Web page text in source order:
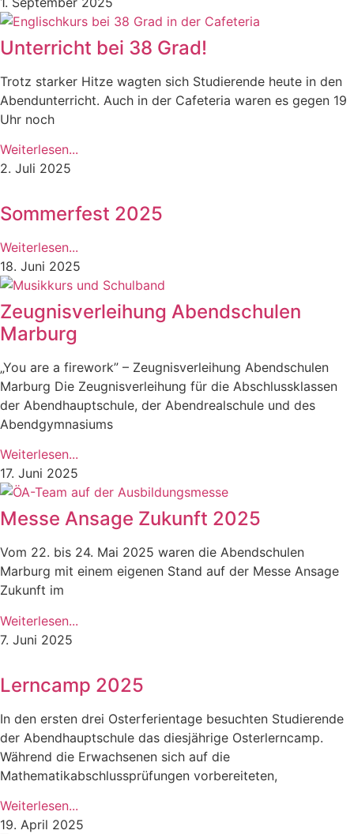
Unterricht bei 38 Grad!
Trotz starker Hitze wagten sich Studierende heute in den
Abendunterricht. Auch in der Cafeteria waren es gegen 19
Uhr noch
Weiterlesen...
2. Juli 2025
Sommerfest 2025
Weiterlesen...
18. Juni 2025
Zeugnisverleihung Abendschulen
Marburg
„You are a firework” – Zeugnisverleihung Abendschulen
Marburg Die Zeugnisverleihung für die Abschlussklassen
der Abendhauptschule, der Abendrealschule und des
Abendgymnasiums
Weiterlesen...
17. Juni 2025
Messe Ansage Zukunft 2025
Vom 22. bis 24. Mai 2025 waren die Abendschulen
Marburg mit einem eigenen Stand auf der Messe Ansage
Zukunft im
Weiterlesen...
7. Juni 2025
Lerncamp 2025
In den ersten drei Osterferientage besuchten Studierende
der Abendhauptschule das diesjährige Osterlerncamp.
Während die Erwachsenen sich auf die
Mathematikabschlussprüfungen vorbereiteten,
Weiterlesen...
19. April 2025